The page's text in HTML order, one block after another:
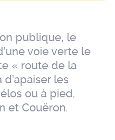
publique, le
voie verte le
« route de la
les
ou à pied,
et Couëron.